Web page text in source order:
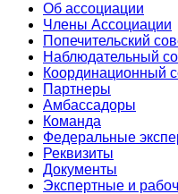
Об ассоциации
Члены Ассоциации
Попечительский
Наблюдательный
Координационный
Партнеры
Амбассадоры
Команда
Федеральные
Реквизиты
Документы
Экспертные и